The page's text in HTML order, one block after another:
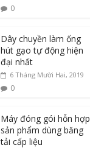
0
Dây chuyền làm ống
hút gạo tự động hiện
đại nhất
6 Tháng Mười Hai, 2019
0
Máy đóng gói hỗn hợp
sản phẩm dùng băng
tải cấp liệu